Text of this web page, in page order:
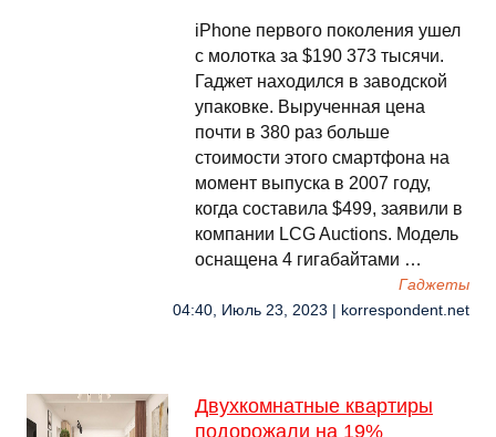
iPhone первого поколения ушел
с молотка за $190 373 тысячи.
Гаджет находился в заводской
упаковке. Вырученная цена
почти в 380 раз больше
стоимости этого смартфона на
момент выпуска в 2007 году,
когда составила $499, заявили в
компании LCG Auctions. Модель
оснащена 4 гигабайтами …
Гаджеты
04:40, Июль 23, 2023 | korrespondent.net
Двухкомнатные квартиры
подорожали на 19%